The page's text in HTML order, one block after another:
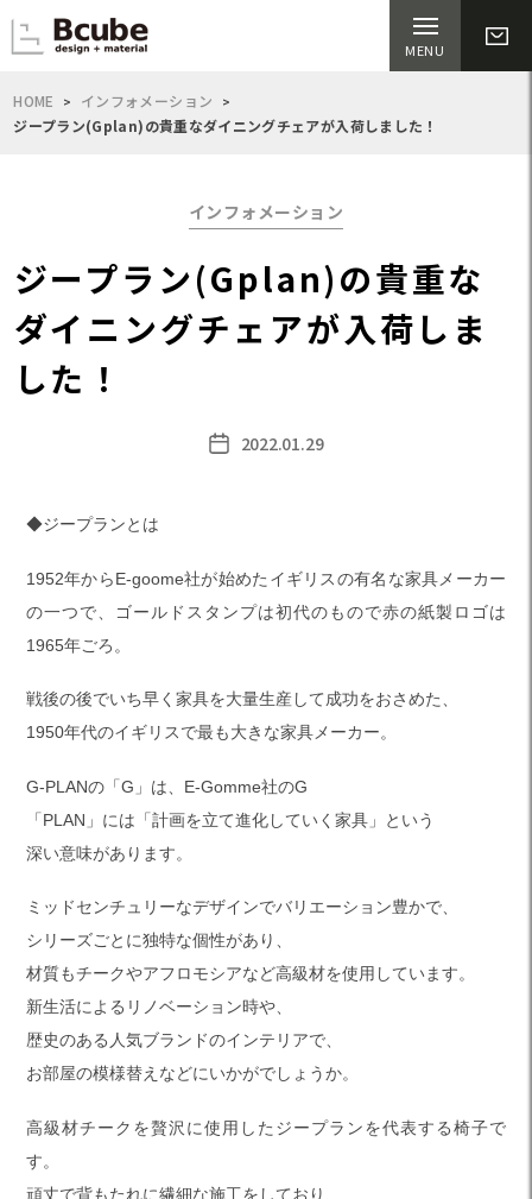
HOME
インフォメーション
ジープラン(Gplan)の貴重なダイニングチェアが入荷しました！
Categories
インフォメーション
ジープラン(Gplan)の貴重な
ダイニングチェアが入荷しま
した！
Post2022.01.29
◆ジープランとは
1952年からE-goome社が始めたイギリスの有名な家具メーカー
の一つで、ゴールドスタンプは初代のもので赤の紙製ロゴは
1965年ごろ。
戦後の後でいち早く家具を大量生産して成功をおさめた、
1950年代のイギリスで最も大きな家具メーカー。
G-PLANの「G」は、E-Gomme社のG
「PLAN」には「計画を立て進化していく家具」という
深い意味があります。
ミッドセンチュリーなデザインでバリエーション豊かで、
シリーズごとに独特な個性があり、
材質もチークやアフロモシアなど高級材を使用しています。
新生活によるリノベーション時や、
歴史のある人気ブランドのインテリアで、
お部屋の模様替えなどにいかがでしょうか。
高級材チークを贅沢に使用したジープランを代表する椅子で
す。
頑丈で背もたれに繊細な施工をしており、